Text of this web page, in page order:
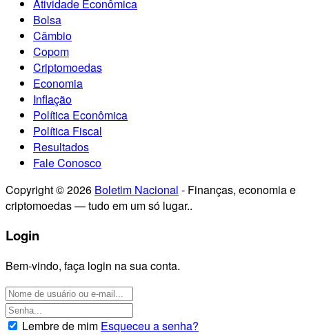
Atividade Econômica
Bolsa
Câmbio
Copom
Criptomoedas
Economia
Inflação
Política Econômica
Política Fiscal
Resultados
Fale Conosco
Copyright © 2026 Boletim Nacional - Finanças, economia e
criptomoedas — tudo em um só lugar..
Login
Bem-vindo, faça login na sua conta.
Lembre de mim Esqueceu a senha?